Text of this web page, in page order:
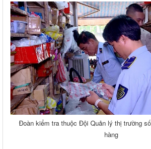
Đoàn kiểm tra thuộc Đội Quản lý thị trường
hàng